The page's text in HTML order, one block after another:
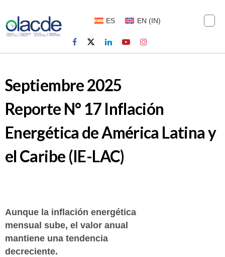
ES EN (IN)
Septiembre 2025
Reporte N° 17 Inflación
Energética de América Latina y
el Caribe (IE-LAC)
Aunque la inflación energética
mensual sube, el valor anual
mantiene una tendencia
decreciente.